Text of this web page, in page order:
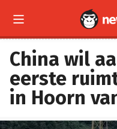

China wil
eerste
in Hoorn